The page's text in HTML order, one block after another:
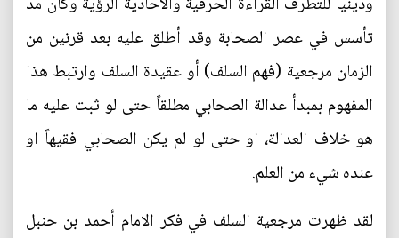
تأسس في عصر الصحابة وقد أطلق عليه بعد قرنين من
الزمان مرجعية (فهم السلف) أو عقيدة السلف وارتبط هذا
المفهوم بمبدأ عدالة الصحابي مطلقاً حتى لو ثبت عليه ما
هو خلاف العدالة، او حتى لو لم يكن الصحابي فقيهاً او
عنده شيء من العلم.
لقد ظهرت مرجعية السلف في فكر الامام أحمد بن حنبل